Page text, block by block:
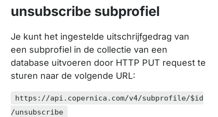
unsubscribe subprofiel
Je kunt het ingestelde uitschrijfgedrag van
een subprofiel in de collectie van een
database uitvoeren door HTTP PUT request te
sturen naar de volgende URL:
https://api.copernica.com/v4/subprofile/$id
/unsubscribe